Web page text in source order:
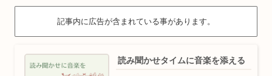
記事内に広告が含まれている事があります。
読み聞かせタイムに音楽を添える